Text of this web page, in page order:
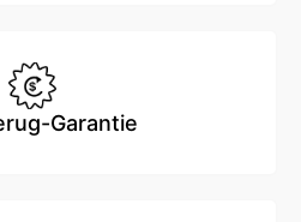
Garantie